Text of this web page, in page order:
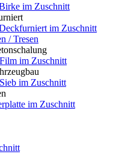
im Zuschnitt
im Zuschnitt
/ Tresen
im Zuschnitt
im Zuschnitt
im Zuschnitt